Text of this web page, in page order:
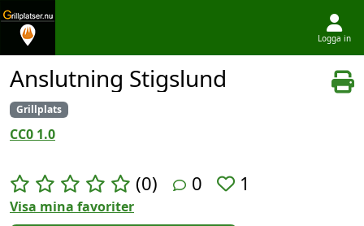
Logga in
Anslutning Stigslund
Grillplats
CC0 1.0
(0) 0 1
Visa mina favoriter